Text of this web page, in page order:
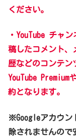
ください。
・YouTube チャ
稿したコメント、
歴などのコンテン
YouTube
約となります。
※Googleアカウン
除されませんので